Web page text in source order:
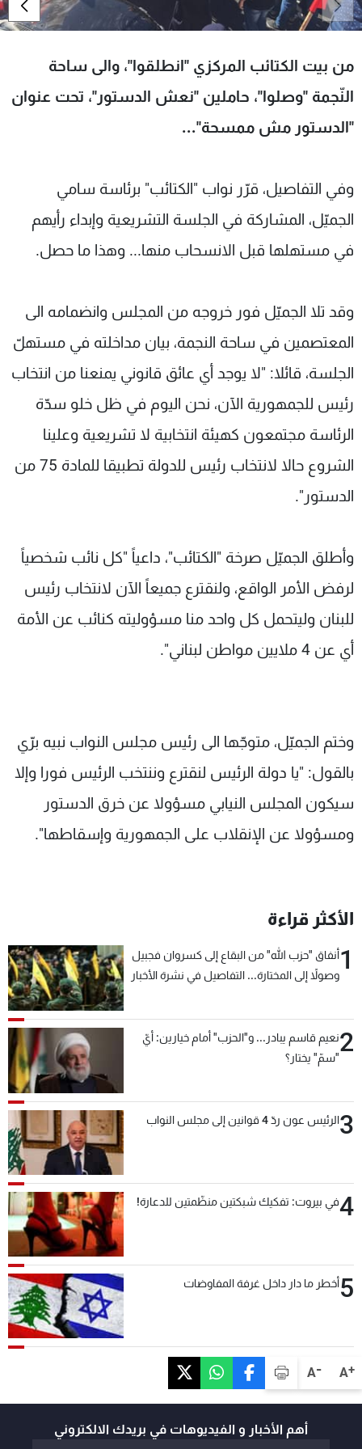
A+
A-
من بيت الكتائب المركزي "انطلقوا"، والى ساحة
النّجمة "وصلوا"، حاملين "نعش الدستور"، تحت عنوان
"الدستور مش ممسحة"...
وفي التفاصيل، قرّر نواب "الكتائب" برئاسة سامي
الجميّل، المشاركة في الجلسة التشريعية وإبداء رأيهم
في مستهلها قبل الانسحاب منها... وهذا ما حصل.
وقد تلا الجميّل فور خروجه من المجلس وانضمامه الى
المعتصمين في ساحة النجمة، بيان مداخلته في مستهلّ
الجلسة، قائلا: "لا يوجد أي عائق قانوني يمنعنا من انتخاب
رئيس للجمهورية الآن، نحن اليوم في ظل خلو سدّة
الرئاسة مجتمعون كهيئة انتخابية لا تشريعية وعلينا
الشروع حالا لانتخاب رئيس للدولة تطبيقا للمادة 75 من
الدستور".
وأطلق الجميّل صرخة "الكتائب"، داعياً "كل نائب شخصياً
لرفض الأمر الواقع، ولنقترع جميعاً الآن لانتخاب رئيس
للبنان وليتحمل كل واحد منا مسؤوليته كنائب عن الأمة
أي عن 4 ملايين مواطن لبناني".
وختم الجميّل، متوجّها الى رئيس مجلس النواب نبيه برّي
بالقول: "يا دولة الرئيس لنقترع وننتخب الرئيس فورا وإلا
سيكون المجلس النيابي مسؤولا عن خرق الدستور
ومسؤولا عن الإنقلاب على الجمهورية وإسقاطها".
الأكثر قراءة
1أنفاق "حزب الله" من البقاع إلى كسروان فجبيل
وصولاً إلى المختارة... التفاصيل في نشرة الأخبار
2نعيم قاسم يبادر... و"الحزب" أمام خيارين: أيّ
"سمّ" يختار؟
3الرئيس عون ردّ 4 قوانين إلى مجلس النواب
4في بيروت: تفكيك شبكتين منظّمتين للدعارة!
5أخطر ما دار داخل غرفة المفاوضات
أهم الأخبار و الفيديوهات في بريدك الالكتروني
شاهد البرامج
عن MTV
الإنـتـاج
لاعلاناتكم
وظائف
تواصل معنا
شروط الإسـتخدام